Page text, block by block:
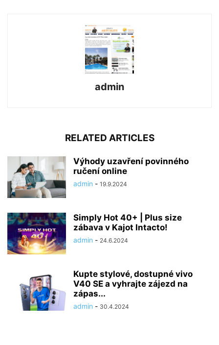
admin
RELATED ARTICLES
Výhody uzavření povinného
ručení online
admin - 19.9.2024
Simply Hot 40+ | Plus size
zábava v Kajot Intacto!
admin - 24.6.2024
Kupte stylové, dostupné vivo
V40 SE a vyhrajte zájezd na
zápas...
admin - 30.4.2024